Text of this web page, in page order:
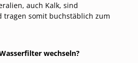
auch Kalk, sind
tragen somit buchstäblich zum
wechseln?